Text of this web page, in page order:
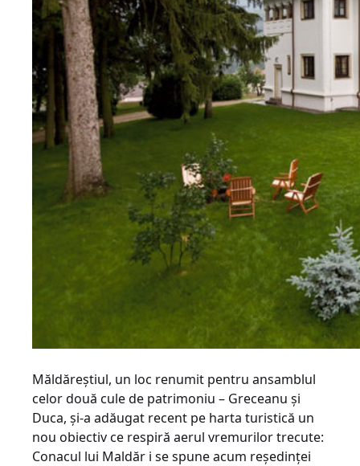
Măldăreștiul, un loc renumit pentru ansamblul
celor două cule de patrimoniu – Greceanu și
Duca, și-a adăugat recent pe harta turistică un
nou obiectiv ce respiră aerul vremurilor trecute:
Conacul lui Maldăr i se spune acum reședinței